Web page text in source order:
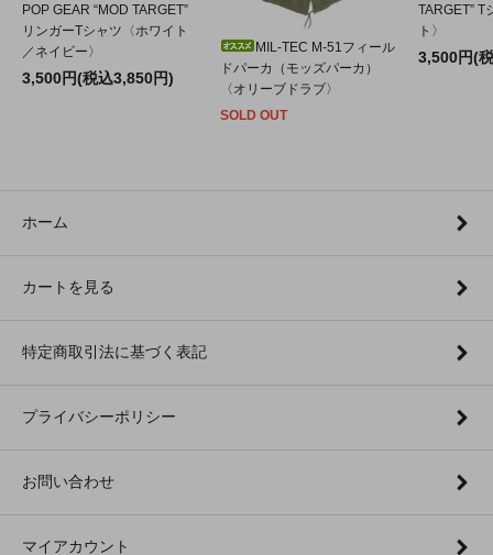
POP GEAR “MOD TARGET”
リンガーTシャツ〈ホワイト
／ネイビー〉
3,500円(税込3,850円)
MIL-TEC M-51フィール
ドパーカ（モッズパーカ）
〈オリーブドラブ〉
SOLD OUT
TARGET” T
ト〉
3,500円(
ホーム
カートを見る
特定商取引法に基づく表記
プライバシーポリシー
お問い合わせ
マイアカウント